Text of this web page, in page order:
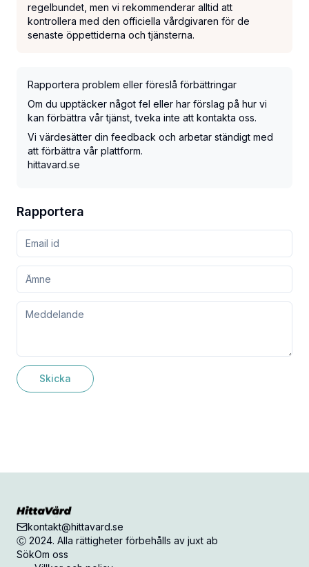
regelbundet, men vi rekommenderar alltid att
kontrollera med den officiella vårdgivaren för de
senaste öppettiderna och tjänsterna.
Rapportera problem eller föreslå förbättringar
Om du upptäcker något fel eller har förslag på hur vi
kan förbättra vår tjänst, tveka inte att kontakta oss.
Vi värdesätter din feedback och arbetar ständigt med
att förbättra vår plattform.
hittavard.se
Rapportera
Skicka
kontakt@hittavard.se
Ⓒ 2024. Alla rättigheter förbehålls av juxt ab
SökOm oss